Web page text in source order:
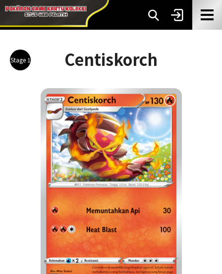
Stage 1 Centiskorch